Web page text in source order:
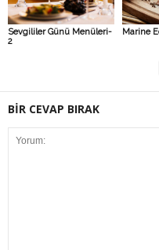
Sevgililer Günü Menüleri-
2
Marine
BİR CEVAP BIRAK